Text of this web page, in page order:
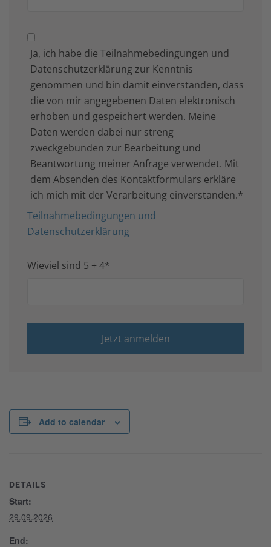
Ja, ich habe die Teilnahmebedingungen und
Datenschutzerklärung zur Kenntnis
genommen und bin damit einverstanden, dass
die von mir angegebenen Daten elektronisch
erhoben und gespeichert werden. Meine
Daten werden dabei nur streng
zweckgebunden zur Bearbeitung und
Beantwortung meiner Anfrage verwendet. Mit
dem Absenden des Kontaktformulars erkläre
ich mich mit der Verarbeitung einverstanden.*
Teilnahmebedingungen und
Datenschutzerklärung
Wieviel sind 5 + 4*
Add to calendar
DETAILS
Start:
29.09.2026
End: